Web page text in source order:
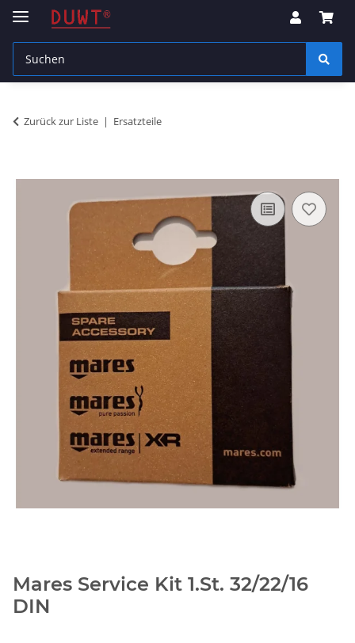
Zurück zur Liste Ersatzteile
Mares Service Kit 1.St. 32/22/16
DIN